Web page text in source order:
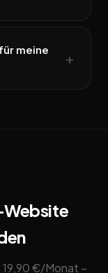
meine
€/Monat –